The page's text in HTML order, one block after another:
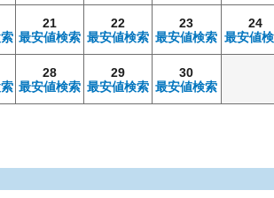
21
最安値検索
22
最安値検索
23
最安値検索
24
最安値
28
最安値検索
29
最安値検索
30
最安値検索